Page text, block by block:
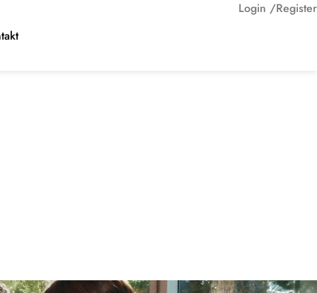
Login /Register